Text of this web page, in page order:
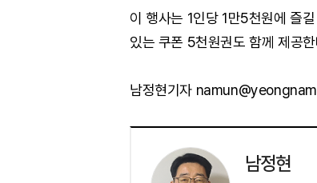
이 행사는 1인당 1만5천원에 즐
있는 쿠폰 5천원권도 함께 제공한
남정현기자
남정현